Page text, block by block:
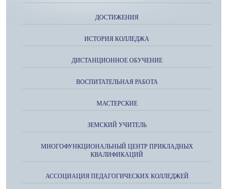
ДОСТИЖЕНИЯ
ИСТОРИЯ КОЛЛЕДЖА
ДИСТАНЦИОННОЕ ОБУЧЕНИЕ
ВОСПИТАТЕЛЬНАЯ РАБОТА
МАСТЕРСКИЕ
ЗЕМСКИЙ УЧИТЕЛЬ
МНОГОФУНКЦИОНАЛЬНЫЙ ЦЕНТР ПРИКЛАДНЫХ
КВАЛИФИКАЦИЙ
АССОЦИАЦИЯ ПЕДАГОГИЧЕСКИХ КОЛЛЕДЖЕЙ